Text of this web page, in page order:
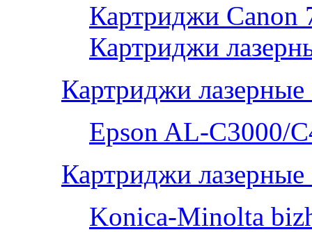
Картриджи Canon
Картриджи
Картриджи лазерные
Epson AL-С3000/
Картриджи
Konica-Minolta